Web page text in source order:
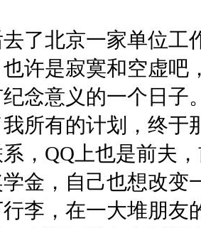
了北京一家单位工
许是寂寞和空虚吧
念意义的一个日子
所有的计划，终于
，QQ上也是前夫
金，自己也想改变
李，在一大堆朋友